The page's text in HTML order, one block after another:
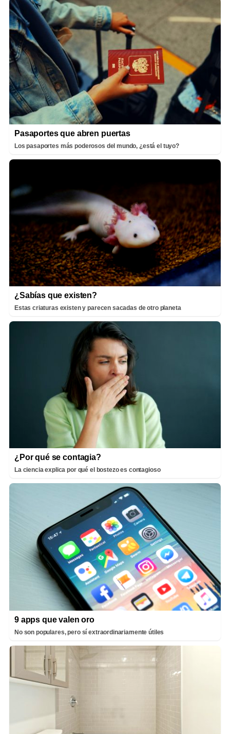
Pasaportes que abren puertas
Los pasaportes más poderosos del mundo, ¿está el tuyo?
¿Sabías que existen?
Estas criaturas existen y parecen sacadas de otro planeta
¿Por qué se contagia?
La ciencia explica por qué el bostezo es contagioso
9 apps que valen oro
No son populares, pero sí extraordinariamente útiles